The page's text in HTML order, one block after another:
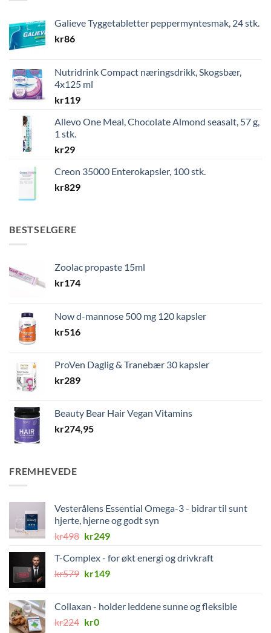
Galieve Tyggetabletter peppermyntesmak, 24 stk.
kr86
Nutridrink Compact næringsdrikk, Skogsbær,
4x125 ml
kr119
Allevo One Meal, Chocolate Almond seasalt, 57 g,
1 stk.
kr29
Creon 35000 Enterokapsler, 100 stk.
kr829
BESTSELGERE
Zoolac propaste 15ml
kr174
Now d-mannose 500 mg 120 kapsler
kr516
ProVen Daglig & Tranebær 30 kapsler
kr289
Beauty Bear Hair Vegan Vitamins
kr274,95
FREMHEVEDE
Vesterålens Essential Omega-3 - bidrar til sunt
hjerte, hjerne og godt syn
kr498 Opprinnelig
var:
kr498.
kr249Nåværende
er:
kr249.
T-Complex - for økt energi og drivkraft
kr579 Opprinnelig
kr579.
kr149Nåværende
kr149.
Collaxan - holder leddene sunne og fleksible
kr224 Opprinnelig
kr0Nåværende